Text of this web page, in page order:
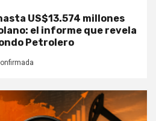
US$13.574 millones
el informe que revela
Petrolero